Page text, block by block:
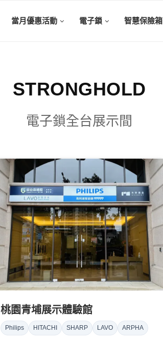
當月優惠活動 電子鎖 智慧保險箱
STRONGHOLD
電子鎖全台展示間
桃園青埔展示體驗館
Philips HITACHI SHARP LAVO ARPHA